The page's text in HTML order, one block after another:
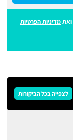
ואתמדיניות הפרטיות
לצפייה בכל הביקורות